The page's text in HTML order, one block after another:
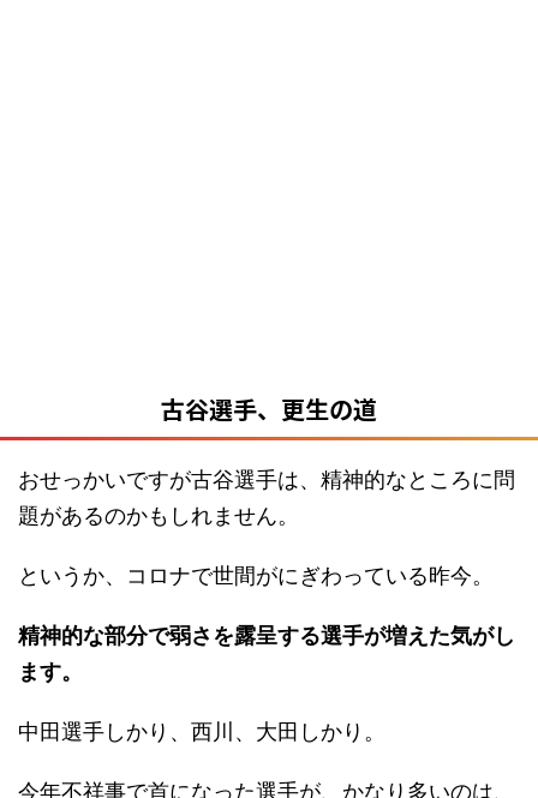
古谷選手、更生の道
おせっかいですが古谷選手は、精神的なところに問
題があるのかもしれません。
というか、コロナで世間がにぎわっている昨今。
精神的な部分で弱さを露呈する選手が増えた気がし
ます。
中田選手しかり、西川、大田しかり。
今年不祥事で首になった選手が、かなり多いのは、